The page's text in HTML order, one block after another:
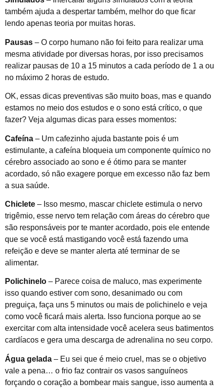
também ajuda a despertar também, melhor do que ficar
lendo apenas teoria por muitas horas.
Pausas – O corpo humano não foi feito para realizar uma
mesma atividade por diversas horas, por isso precisamos
realizar pausas de 10 a 15 minutos a cada período de 1 a ou
no máximo 2 horas de estudo.
OK, essas dicas preventivas são muito boas, mas e quando
estamos no meio dos estudos e o sono está crítico, o que
fazer? Veja algumas dicas para esses momentos:
Cafeína – Um cafezinho ajuda bastante pois é um
estimulante, a cafeína bloqueia um componente químico no
cérebro associado ao sono e é ótimo para se manter
acordado, só não exagere porque em excesso não faz bem
a sua saúde.
Chiclete – Isso mesmo, mascar chiclete estimula o nervo
trigêmio, esse nervo tem relação com áreas do cérebro que
são responsáveis por te manter acordado, pois ele entende
que se você está mastigando você está fazendo uma
refeição e deve se manter alerta até terminar de se
alimentar.
Polichinelo – Parece coisa de maluco, mas experimente
isso quando estiver com sono, desanimado ou com
preguiça, faça uns 5 minutos ou mais de polichinelo e veja
como você ficará mais alerta. Isso funciona porque ao se
exercitar com alta intensidade você acelera seus batimentos
cardíacos e gera uma descarga de adrenalina no seu corpo.
Água gelada – Eu sei que é meio cruel, mas se o objetivo
vale a pena… o frio faz contrair os vasos sanguíneos
forçando o coração a bombear mais sangue, isso aumenta a